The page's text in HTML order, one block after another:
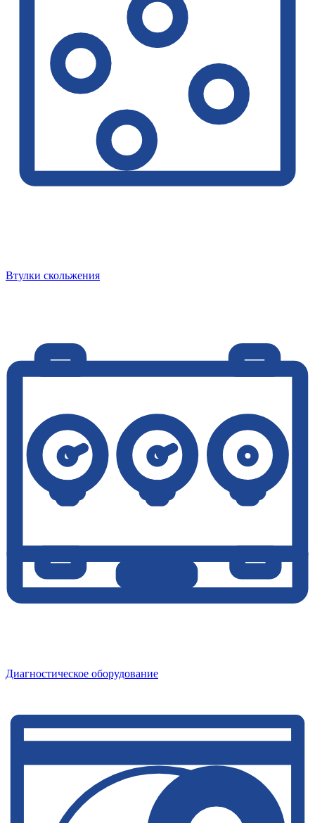
Втулки скольжения
Диагностическое оборудование